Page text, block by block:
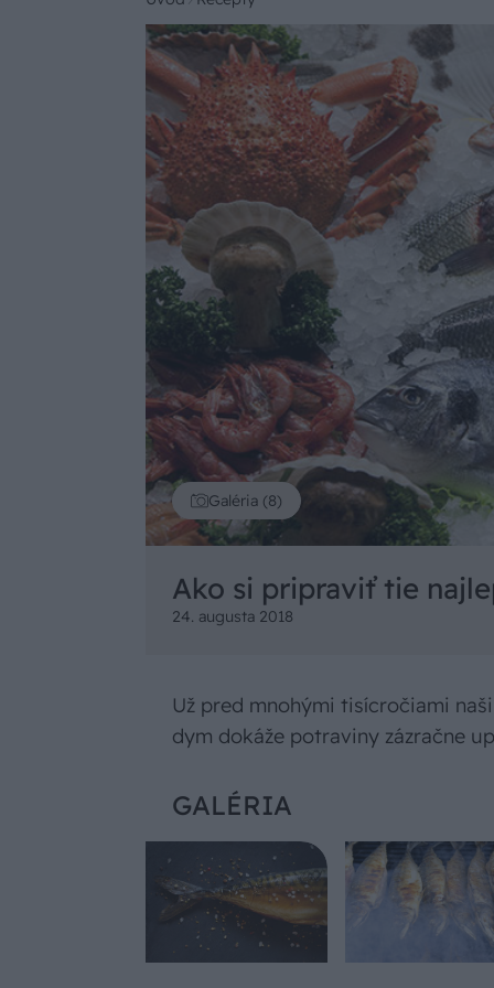
Galéria (8)
Ako si pripraviť tie
24. augusta 2018
Už pred mnohými tisícročiami
dym dokáže potraviny zázračne
GALÉRIA